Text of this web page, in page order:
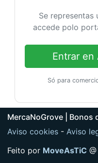
Se representas
accede polo
Entrar en
Só para
MercaNoGrove | Bonos
Aviso cookies - Aviso
Feito por MoveAsTiC